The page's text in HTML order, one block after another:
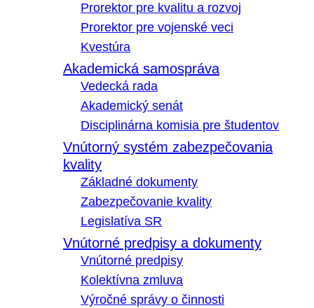
Prorektor pre kvalitu a rozvoj
Prorektor pre vojenské veci
Kvestúra
Akademická samospráva
Vedecká rada
Akademický senát
Disciplinárna komisia pre študentov
Vnútorný systém zabezpečovania
kvality
Základné dokumenty
Zabezpečovanie kvality
Legislatíva SR
Vnútorné predpisy a dokumenty
Vnútorné predpisy
Kolektívna zmluva
Výročné správy o činnosti